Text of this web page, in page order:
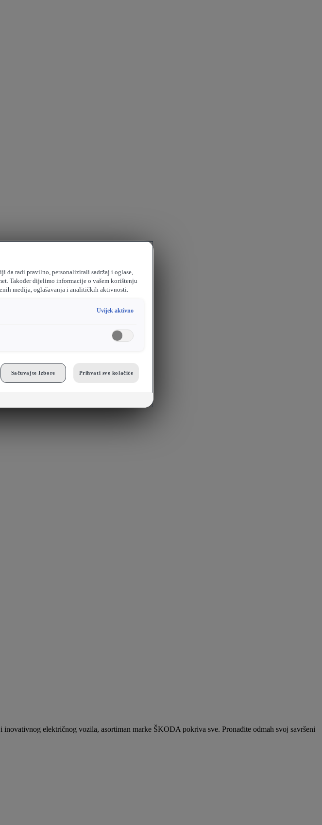
električnog vozila, asortiman marke ŠKODA pokriva sve. Pronađite odmah svoj savršeni
da radi pravilno, personalizirali sadržaj i oglase,
Također dijelimo informacije o vašem korištenju
medija, oglašavanja i analitičkih aktivnosti.
Uvijek aktivno
Sačuvajte Izbore Prihvati sve kolačiće